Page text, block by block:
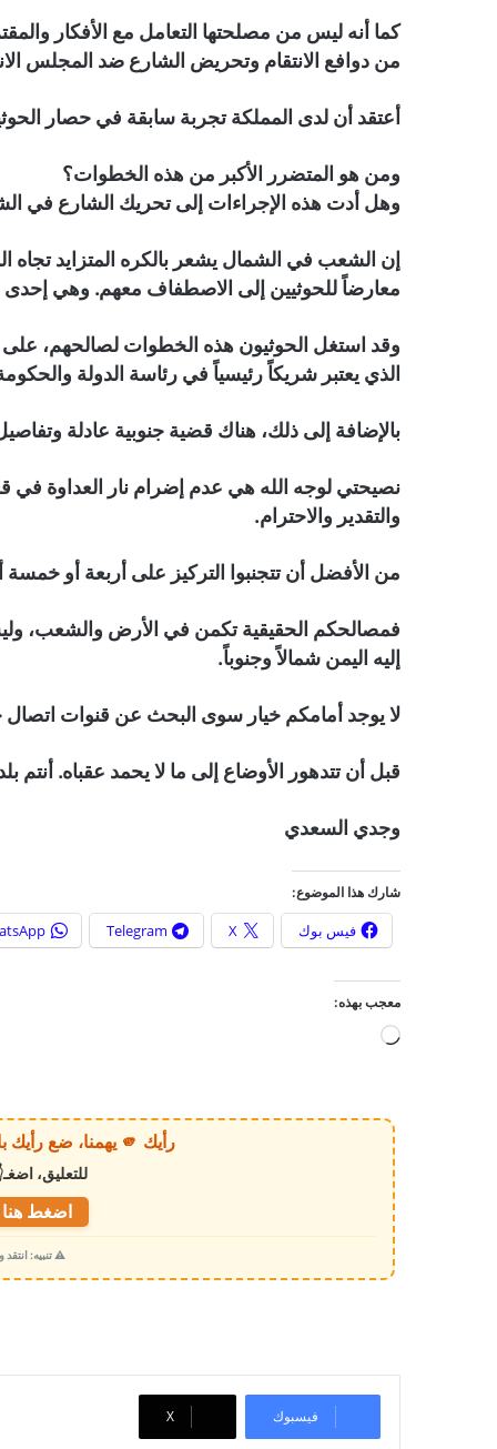
كما أنه ليس من مصلحتها التعامل مع الأفكار
من دوافع الانتقام وتحريض الشارع ضد المجلس
أعتقد أن لدى المملكة تجربة سابقة في حصار
ومن هو المتضرر الأكبر من هذه الخطوات؟
وهل أدت هذه الإجراءات إلى تحريك الشارع في
إن الشعب في الشمال يشعر بالكره المتزايد تجاه
معارضاً للحوثيين إلى الاصطفاف معهم. وهي
وقد استغل الحوثيون هذه الخطوات لصالحهم، على
الذي يعتبر شريكاً رئيسياً في رئاسة الدولة
بالإضافة إلى ذلك، هناك قضية جنوبية عادلة
نصيحتي لوجه الله هي عدم إضرام نار العداوة
والتقدير والاحترام.
من الأفضل أن تتجنبوا التركيز على أربعة أو
فمصالحكم الحقيقية تكمن في الأرض والشعب،
إليه اليمن شمالاً وجنوباً.
لا يوجد أمامكم خيار سوى البحث عن قنوات اتصال
قبل أن تتدهور الأوضاع إلى ما لا يحمد عقباه. أنتم
وجدي السعدي
شارك هذا الموضوع:
فيس بوك X
Telegram
معجب بهذه:
ي
ح
رأيك 🫵 يهمنا، ضع رأيك بالخبر أو الموقع بكل وضوح وصراحة!
للتعليق،
اضغط هنا
⚠️ تنبيه:
فيسبوك ‫X